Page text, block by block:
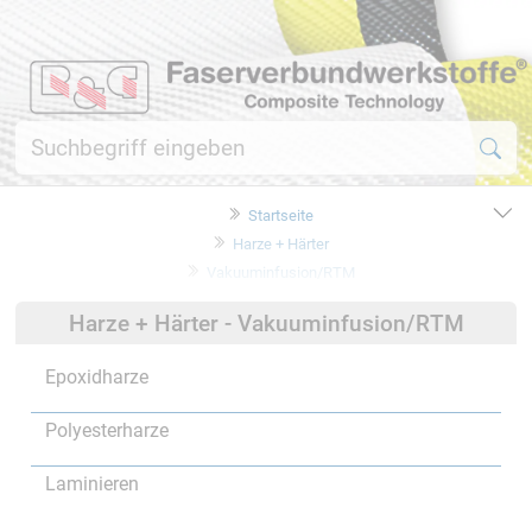
Startseite
Harze + Härter
Vakuuminfusion/RTM
Harze + Härter - Vakuuminfusion/RTM
Epoxidharze
Polyesterharze
Laminieren